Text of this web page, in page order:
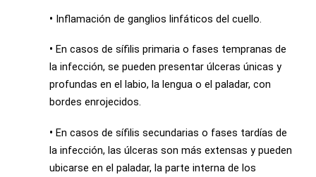
• Inflamación de ganglios linfáticos del cuello.
• En casos de sífilis primaria o fases tempranas de
la infección, se pueden presentar úlceras únicas y
profundas en el labio, la lengua o el paladar, con
bordes enrojecidos.
• En casos de sífilis secundarias o fases tardías de
la infección, las úlceras son más extensas y pueden
ubicarse en el paladar, la parte interna de los